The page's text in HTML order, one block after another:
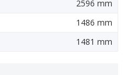
2596 mm
1486 mm
1481 mm